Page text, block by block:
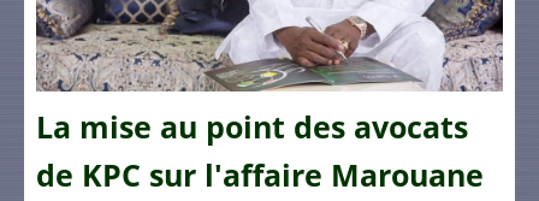
La mise au point des avocats
de KPC sur l'affaire Marouane